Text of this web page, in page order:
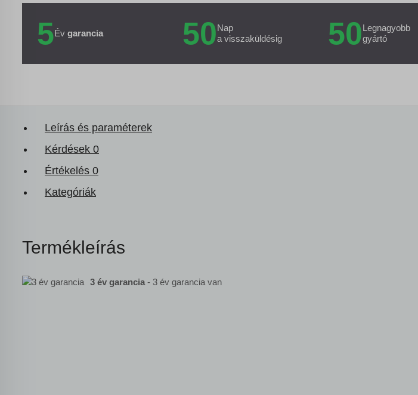
5Év garancia 50Nap
a visszaküldésig
50Legnagyobb
gyártó
Leírás és paraméterek
Kérdések 0
Értékelés 0
Kategóriák
Termékleírás
3 év garancia - 3 év garancia van